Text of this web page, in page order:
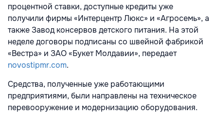
процентной ставки, доступные кредиты уже
получили фирмы «Интерцентр Люкс» и «Агросемь», а
также Завод консервов детского питания. На этой
неделе договоры подписаны со швейной фабрикой
«Вестра» и ЗАО «Букет Молдавии», передает
novostipmr.com.
Средства, полученные уже работающими
предприятиями, были направлены на техническое
перевооружение и модернизацию оборудования.